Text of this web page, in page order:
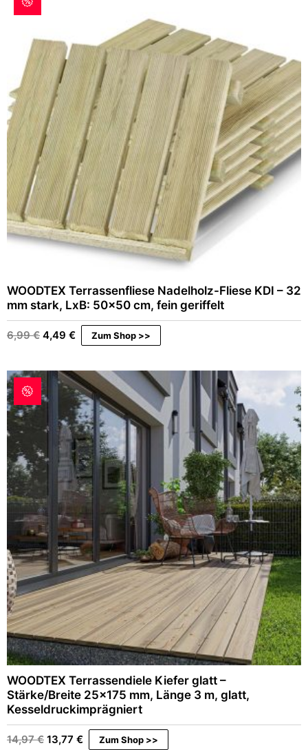
WOODTEX Terrassenfliese Nadelholz-Fliese KDI – 32
mm stark, LxB: 50×50 cm, fein geriffelt
6,99€ U
p
r
ü
l
c
h
r
P
r
e
i
s
w
a
r
:
6
9
9
€
4,49 €A
u
e
l
l
e
r
P
r
e
i
s
s
t
:
4
,
4
9
€
Zum Shop >>
WOODTEX Terrassendiele Kiefer glatt –
Stärke/Breite 25×175 mm, Länge 3 m, glatt,
Kesseldruckimprägniert
14,97€ U
13,77 €A
Zum Shop >>